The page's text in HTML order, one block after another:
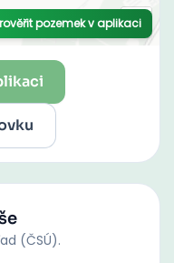
(ČSÚ).